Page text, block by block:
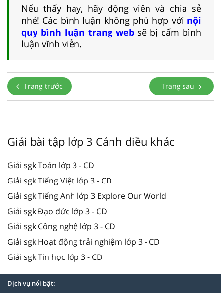
Nếu thấy hay, hãy động viên và chia sẻ
nhé! Các bình luận không phù hợp với nội
quy bình luận trang websẽ bị cấm bình
luận vĩnh viễn.
Trang trước Trang sau
Giải bài tập lớp 3 Cánh diều khác
Giải sgk Toán lớp 3 - CD
Giải sgk Tiếng Việt lớp 3 - CD
Giải sgk Tiếng Anh lớp 3 Explore Our World
Giải sgk Đạo đức lớp 3 - CD
Giải sgk Công nghệ lớp 3 - CD
Giải sgk Hoạt động trải nghiệm lớp 3 - CD
Giải sgk Tin học lớp 3 - CD
Dịch vụ nổi bật: